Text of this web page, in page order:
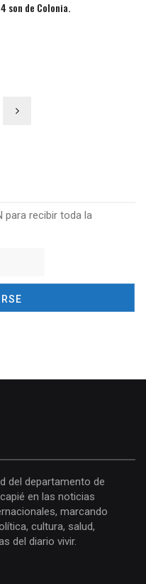
son de Colonia.
para recibir toda la
del departamento de
en las noticias
marcando
cultura, salud,
del diario vivir.